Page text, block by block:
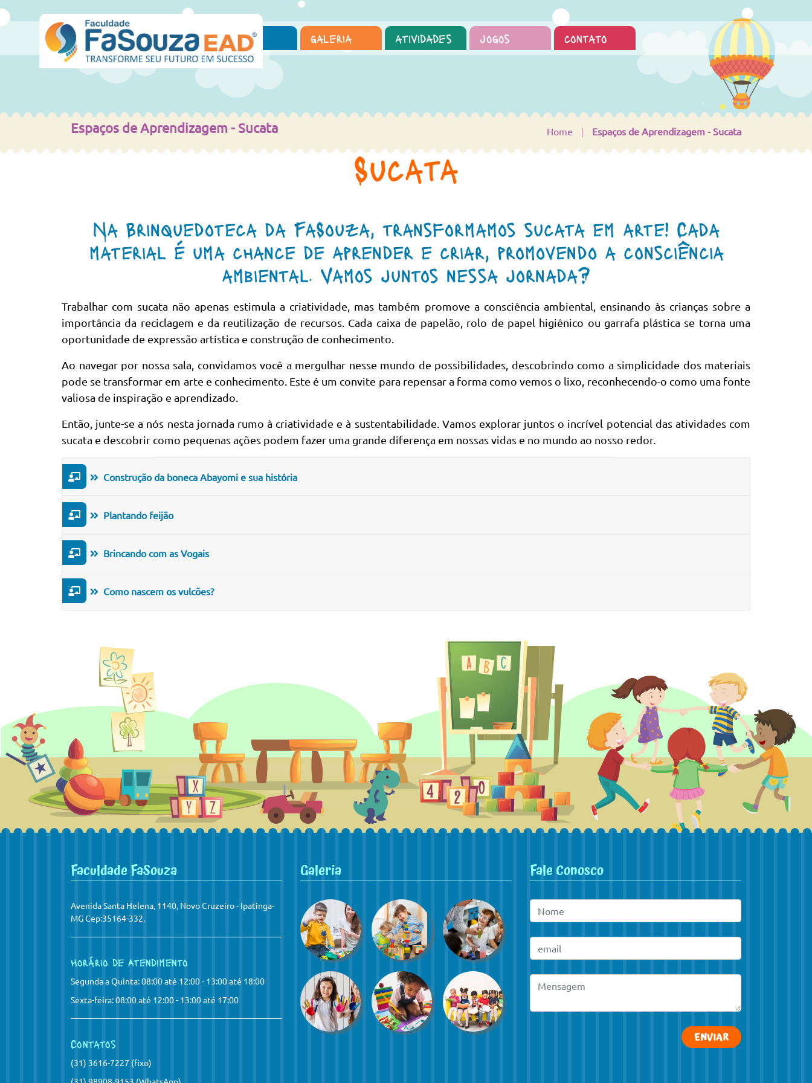
home galeria atividades jogos contato
Espaços de Aprendizagem - Sucata Home | Espaços de Aprendizagem - Sucata
Sucata
Na Brinquedoteca da FaSouza, transformamos sucata em arte! Cada
material é uma chance de aprender e criar, promovendo a consciência
ambiental. Vamos juntos nessa jornada?
Trabalhar com sucata não apenas estimula a criatividade, mas também promove a consciência ambiental, ensinando às crianças sobre a
importância da reciclagem e da reutilização de recursos. Cada caixa de papelão, rolo de papel higiênico ou garrafa plástica se torna uma
oportunidade de expressão artística e construção de conhecimento.
Ao navegar por nossa sala, convidamos você a mergulhar nesse mundo de possibilidades, descobrindo como a simplicidade dos materiais
pode se transformar em arte e conhecimento. Este é um convite para repensar a forma como vemos o lixo, reconhecendo-o como uma fonte
valiosa de inspiração e aprendizado.
Então, junte-se a nós nesta jornada rumo à criatividade e à sustentabilidade. Vamos explorar juntos o incrível potencial das atividades com
sucata e descobrir como pequenas ações podem fazer uma grande diferença em nossas vidas e no mundo ao nosso redor.
Construção da boneca Abayomi e sua história
Plantando feijão
Brincando com as Vogais
Como nascem os vulcões?
Faculdade FaSouza
Avenida Santa Helena, 1140, Novo Cruzeiro - Ipatinga-
MG Cep:35164-332.
Horário de Atendimento
Segunda a Quinta: 08:00 até 12:00 - 13:00 até 18:00
Sexta-feira: 08:00 até 12:00 - 13:00 até 17:00
Contatos
(31) 3616-7227 (fixo)
Galeria Fale Conosco
ENVIAR